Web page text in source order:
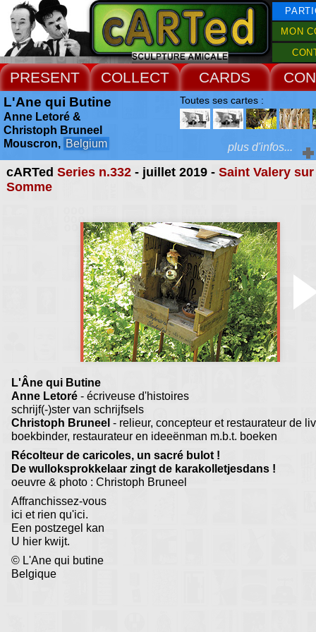
MON
PRESENT COLLECT CARDS
cARTed Series n.332- juillet 2019 - Saint Valery sur
Somme
L'Âne qui Butine
Anne Letoré - écriveuse d'histoires
schrijf(-)ster van schrijfsels
Christoph Bruneel - relieur, concepteur et restaurateur de
boekbinder, restaurateur en ideeënman m.b.t. boeken
Récolteur de caricoles, un sacré bulot !
De wulloksprokkelaar zingt de karakolletjesdans !
oeuvre & photo : Christoph Bruneel
Affranchissez-vous
ici et rien qu'ici.
Een postzegel kan
U hier kwijt.
© L'Ane qui butine
Belgique
L'Ane qui Butine
Anne Letoré &
Christoph Bruneel
Mouscron, Belgium
Toutes ses cartes :
Extras :
texte et image, objet
ligne et page. Parfois
dévoile au monde par
d'actions poétiques
plus d'infos...